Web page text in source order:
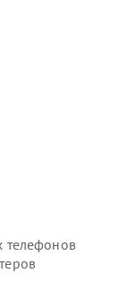
телефонов